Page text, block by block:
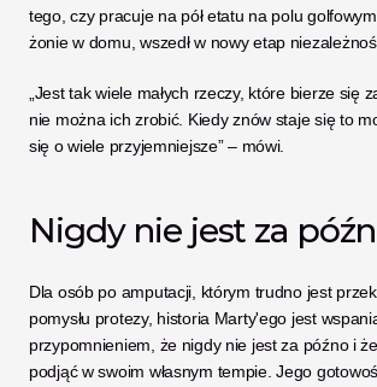
tego, czy pracuje na pół etatu na polu
żonie w domu, wszedł w nowy etap
„Jest tak wiele małych rzeczy, które bierze się
nie można ich zrobić. Kiedy znów staje się to
się o wiele przyjemniejsze” – mówi.
Nigdy nie jest za
Dla osób po amputacji, którym trudno jest
pomysłu protezy, historia Marty'ego jest
przypomnieniem, że nigdy nie jest za późno i
podjąć w swoim własnym tempie. Jego